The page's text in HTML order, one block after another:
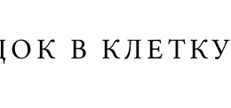
В КЛЕТКУ